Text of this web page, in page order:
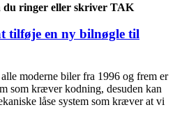
du ringer eller skriver TAK
tilføje en ny bilnøgle til
moderne biler fra 1996 og frem er
som kræver kodning, desuden kan
låse system som kræver at vi